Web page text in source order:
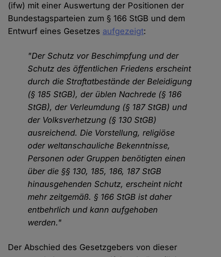
(ifw) mit einer Auswertung der Positionen der
Bundestagsparteien zum § 166 StGB und dem
Entwurf eines Gesetzes aufgezeigt:
"Der Schutz vor Beschimpfung und der
Schutz des öffentlichen Friedens erscheint
durch die Straftatbestände der Beleidigung
(§ 185 StGB), der üblen Nachrede (§ 186
StGB), der Verleumdung (§ 187 StGB) und
der Volksverhetzung (§ 130 StGB)
ausreichend. Die Vorstellung, religiöse
oder weltanschauliche Bekenntnisse,
Personen oder Gruppen benötigten einen
über die §§ 130, 185, 186, 187 StGB
hinausgehenden Schutz, erscheint nicht
mehr zeitgemäß. § 166 StGB ist daher
entbehrlich und kann aufgehoben
werden."
Der Abschied des Gesetzgebers von dieser